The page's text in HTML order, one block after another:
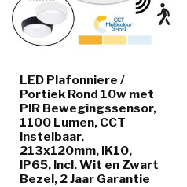
LED Plafonniere /
Portiek Rond 10w met
PIR Bewegingssensor,
1100 Lumen, CCT
Instelbaar,
213x120mm, IK10,
IP65, Incl. Wit en Zwart
Bezel, 2 Jaar Garantie